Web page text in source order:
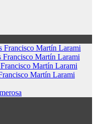
Francisco Martín Larami
Francisco Martín Larami
Martín Larami
Martín Larami